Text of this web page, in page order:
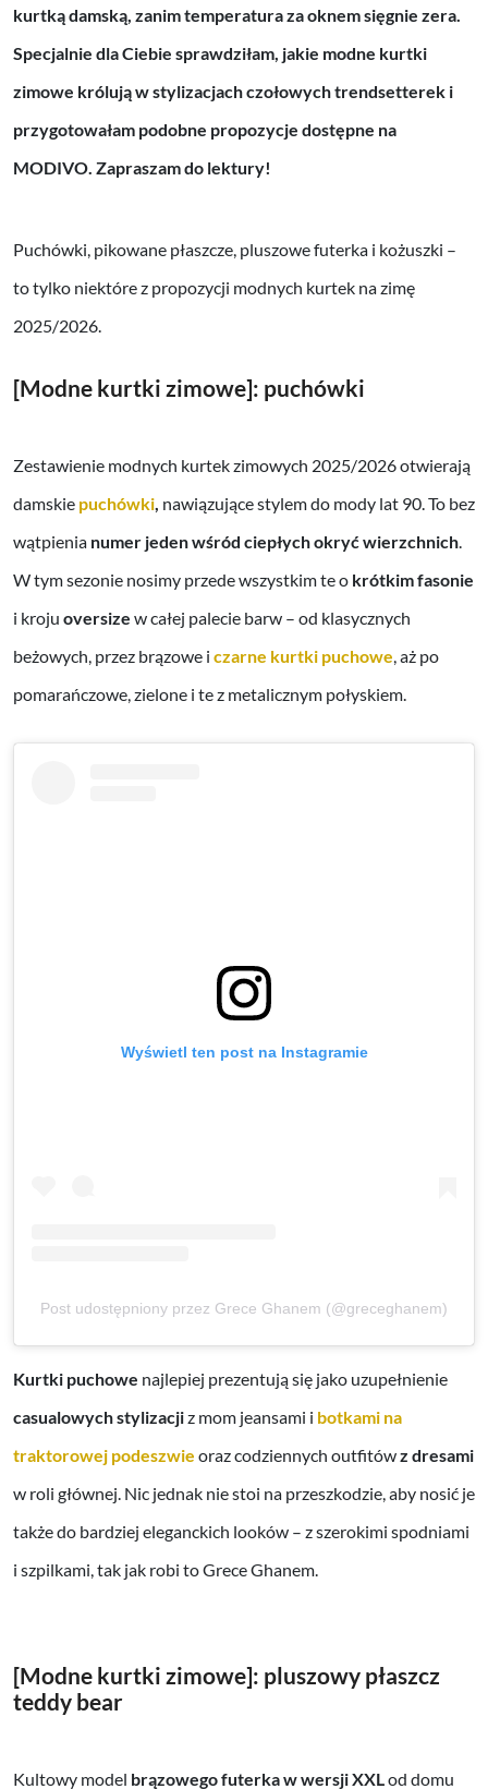
kurtką damską, zanim temperatura za oknem sięgnie zera.
Specjalnie dla Ciebie sprawdziłam, jakie modne kurtki
zimowe królują w stylizacjach czołowych trendsetterek i
przygotowałam podobne propozycje dostępne na
MODIVO. Zapraszam do lektury!
Puchówki, pikowane płaszcze, pluszowe futerka i kożuszki –
to tylko niektóre z propozycji modnych kurtek na zimę
2025/2026.
[Modne kurtki zimowe]: puchówki
Zestawienie modnych kurtek zimowych 2025/2026 otwierają
damskie puchówki, nawiązujące stylem do mody lat 90. To bez
wątpienia numer jeden wśród ciepłych okryć wierzchnich.
W tym sezonie nosimy przede wszystkim te o krótkim fasonie
i kroju oversize w całej palecie barw – od klasycznych
beżowych, przez brązowe i czarne kurtki puchowe, aż po
pomarańczowe, zielone i te z metalicznym połyskiem.
Wyświetl ten post na Instagramie
Post udostępniony przez Grece Ghanem (@greceghanem)
Kurtki puchowe najlepiej prezentują się jako uzupełnienie
casualowych stylizacjiz mom jeansami i botkami na
traktorowej podeszwie oraz codziennych outfitówz dresami
w roli głównej. Nic jednak nie stoi na przeszkodzie, aby nosić je
także do bardziej eleganckich looków – z szerokimi spodniami
i szpilkami, tak jak robi to Grece Ghanem.
[Modne kurtki zimowe]: pluszowy płaszcz
teddy bear
Kultowy model brązowego futerka w wersji XXLod domu